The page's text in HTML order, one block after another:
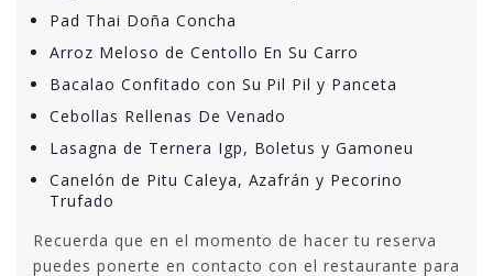
Pad Thai Doña Concha
Arroz Meloso de Centollo En Su Carro
Bacalao Confitado con Su Pil Pil y Panceta
Cebollas Rellenas De Venado
Lasagna de Ternera Igp, Boletus y Gamoneu
Canelón de Pitu Caleya, Azafrán y Pecorino
Trufado
Recuerda que en el momento de hacer tu reserva
puedes ponerte en contacto con el restaurante para